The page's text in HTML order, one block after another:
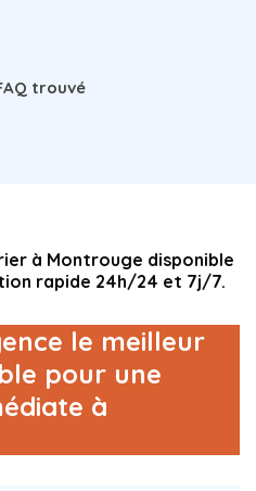
trouvé
à Montrouge disponible
rapide 24h/24 et 7j/7.
le meilleur
pour une
à